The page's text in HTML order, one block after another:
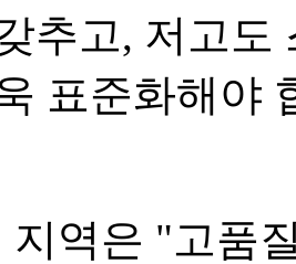
추고, 저고도
표준화해야
지역은 "고품